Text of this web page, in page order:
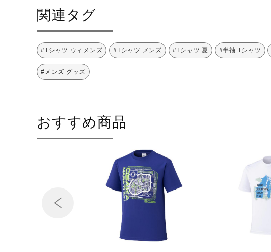
関連タグ
#Tシャツ ウィメンズ #Tシャツ メンズ #Tシャツ 夏 #半袖 Tシャツ
#メンズ グッズ
おすすめ商品